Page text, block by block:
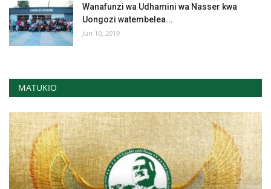
Wanafunzi wa Udhamini wa Nasser kwa
Uongozi watembelea...
Jun 10, 2019
MATUKIO